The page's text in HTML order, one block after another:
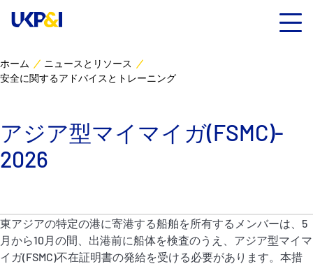
カバー
リスクマネジメント
Industry Expertise
UK P&I クラブについて
ホーム
ニュースとリソース
安全に関するアドバイスとトレーニング
アジア型マイマイガ(FSMC)‐
2026
東アジアの特定の港に寄港する船舶を所有するメンバーは、5
月から10月の間、出港前に船体を検査のうえ、アジア型マイマ
イガ(FSMC)不在証明書の発給を受ける必要があります。本措